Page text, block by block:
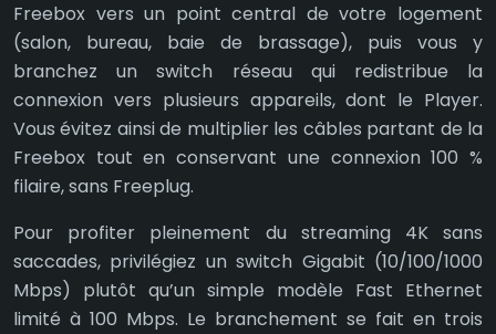
Freebox vers un point central de votre logement
(salon, bureau, baie de brassage), puis vous y
branchez un switch réseau qui redistribue la
connexion vers plusieurs appareils, dont le Player.
Vous évitez ainsi de multiplier les câbles partant de la
Freebox tout en conservant une connexion 100 %
filaire, sans Freeplug.
Pour profiter pleinement du streaming 4K sans
saccades, privilégiez un switch Gigabit (10/100/1000
Mbps) plutôt qu’un simple modèle Fast Ethernet
limité à 100 Mbps. Le branchement se fait en trois